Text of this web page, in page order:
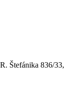
Štefánika 836/33,